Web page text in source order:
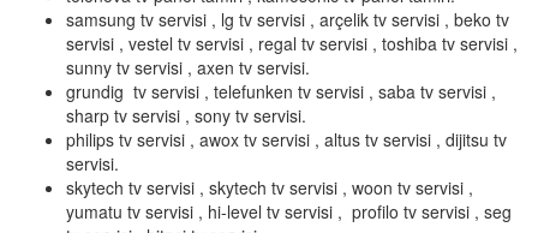
samsung tv servisi , lg tv servisi , arçelik tv servisi , beko tv
servisi , vestel tv servisi , regal tv servisi , toshiba tv servisi ,
sunny tv servisi , axen tv servisi.
grundig tv servisi , telefunken tv servisi , saba tv servisi ,
sharp tv servisi , sony tv servisi.
philips tv servisi , awox tv servisi , altus tv servisi , dijitsu tv
servisi.
skytech tv servisi , skytech tv servisi , woon tv servisi ,
yumatu tv servisi , hi-level tv servisi , profilo tv servisi , seg